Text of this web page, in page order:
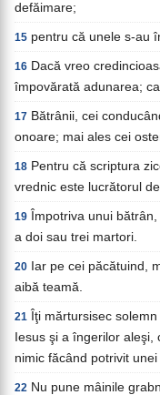
defăimare;
15 pentru că unele s-au
16 Dacă vreo
împovărată adunarea;
17 Bătrânii, cei
onoare; mai ales cei
18 Pentru că scriptura
vrednic este lucrătorul
19
Împotriva unui
a doi sau trei martori.
20 Iar pe cei păcătuind,
aibă teamă.
21 Îţi mărtursisec
Iesus şi a îngerilor
nimic făcând potrivit
22 Nu pune mâinile